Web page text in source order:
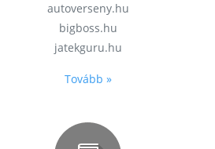
autoverseny.hu
bigboss.hu
jatekguru.hu
Tovább »